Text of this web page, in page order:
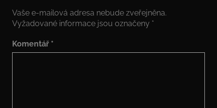
Vaše e-mailová adresa nebude zveřejněna.
Vyžadované informace jsou označeny *
Komentář *